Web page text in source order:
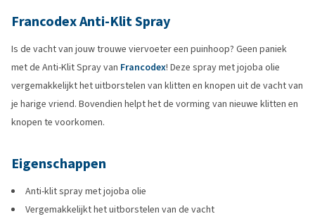
Francodex Anti-Klit Spray
Is de vacht van jouw trouwe viervoeter een puinhoop? Geen paniek
met de Anti-Klit Spray van Francodex! Deze spray met jojoba olie
vergemakkelijkt het uitborstelen van klitten en knopen uit de vacht van
je harige vriend. Bovendien helpt het de vorming van nieuwe klitten en
knopen te voorkomen.
Eigenschappen
Anti-klit spray met jojoba olie
Vergemakkelijkt het uitborstelen van de vacht